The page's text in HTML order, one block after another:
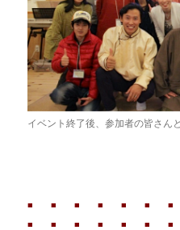
イベント終了後、参加者の皆さん
■ ■ ■ ■ ■ ■
■ ■ ■ ■ ■ ■ ■